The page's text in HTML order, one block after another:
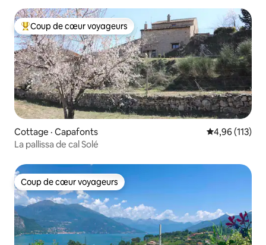
Coup de cœur voyageurs parmi les plus aimés
Coup de cœur voyageurs
Cottage · Capafonts Note
4,96 (113)
La pallissa de cal Solé
Coup de cœur voyageurs
Coup de cœur voyageurs